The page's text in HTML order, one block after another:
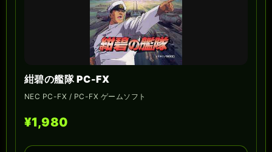
紺碧の艦隊 PC-FX
NEC PC-FX / PC-FX ゲームソフト
¥1,980